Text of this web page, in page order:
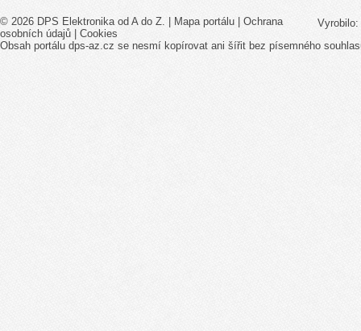
Vyrobilo:
© 2026 DPS Elektronika od A do Z. | Mapa portálu
Ochrana
osobních údajů
Cookies
Obsah portálu dps-az.cz se nesmí kopírovat ani šířit bez písemného